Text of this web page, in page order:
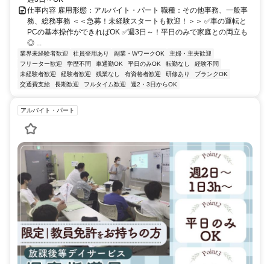
仕事内容 雇用形態：アルバイト・パート 職種：その他事務、一般事
務、総務事務 ＜＜急募！未経験スタートも歓迎！＞＞ ✅車の運転と
PCの基本操作ができればOK ✅週3日～！平日のみで家庭との両立も
◎ ...
業界未経験者歓迎 社員登用あり 副業・WワークOK
主婦・主夫歓迎
フリーター歓迎
学歴不問 車通勤OK 平日のみOK 転勤なし
経験不問
未経験者歓迎
経験者歓迎 残業なし 有資格者歓迎 研修あり
ブランクOK
交通費支給
長期歓迎 フルタイム歓迎 週2・3日からOK
アルバイト・パート